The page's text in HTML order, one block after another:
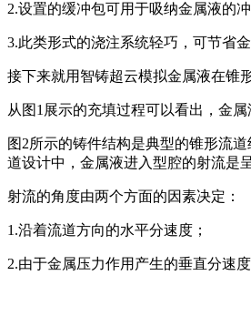
2.设置的缓冲包可用于吸纳金属液的
3.此类形式的浇注系统轻巧，可节省金
接下来就用智铸超云模拟金属液在锥
从图1展示的充填过程可以看出，金
图2所示的铸件结构是典型的锥形流
道设计中，金属液进入型腔的射流是
射流的角度由两个方面的因素决定：
1.沿着流道方向的水平分速度；
2.由于金属压力作用产生的垂直分速度